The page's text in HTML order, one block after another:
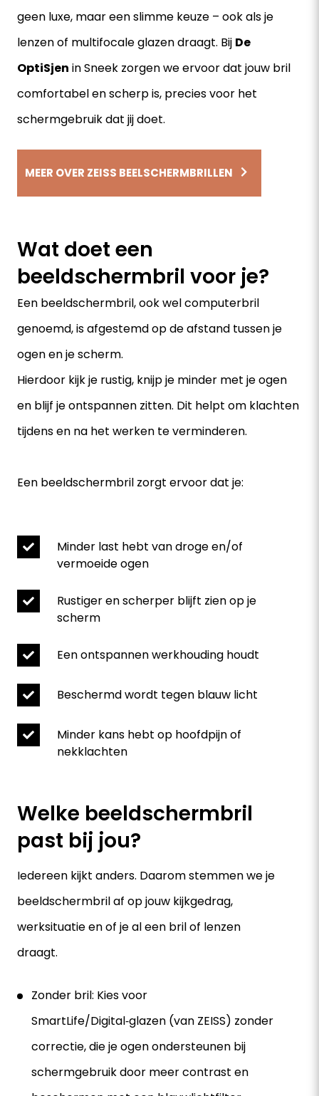
geen luxe, maar een slimme keuze – ook als je
lenzen of multifocale glazen draagt. Bij De
OptiSjen in Sneek zorgen we ervoor dat jouw bril
comfortabel en scherp is, precies voor het
schermgebruik dat jij doet.
MEER OVER ZEISS BEELSCHERMBRILLEN
Wat doet een
beeldschermbril voor je?
Een beeldschermbril, ook wel computerbril
genoemd, is afgestemd op de afstand tussen je
ogen en je scherm.
Hierdoor kijk je rustig, knijp je minder met je ogen
en blijf je ontspannen zitten. Dit helpt om klachten
tijdens en na het werken te verminderen.
Een beeldschermbril zorgt ervoor dat je:
Minder last hebt van droge en/of
vermoeide ogen
Rustiger en scherper blijft zien op je
scherm
Een ontspannen werkhouding houdt
Beschermd wordt tegen blauw licht
Minder kans hebt op hoofdpijn of
nekklachten
Welke beeldschermbril
past bij jou?
Iedereen kijkt anders. Daarom stemmen we je
beeldschermbril af op jouw kijkgedrag,
werksituatie en of je al een bril of lenzen
draagt.
Zonder bril: Kies voor
SmartLife/Digital‑glazen (van ZEISS) zonder
correctie, die je ogen ondersteunen bij
schermgebruik door meer contrast en